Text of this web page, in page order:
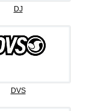
DJ
DVS